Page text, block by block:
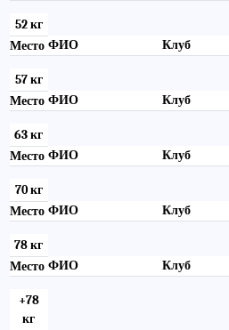
52 кг
Место ФИО Клуб
57 кг
Место ФИО Клуб
63 кг
Место ФИО Клуб
70 кг
Место ФИО Клуб
78 кг
Место ФИО Клуб
+78
кг